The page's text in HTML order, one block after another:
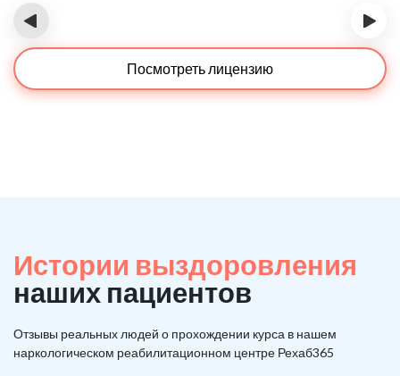
‹ ›
Посмотреть лицензию
Истории выздоровления
наших пациентов
Отзывы реальных людей о прохождении курса в нашем
наркологическом реабилитационном центре Рехаб365